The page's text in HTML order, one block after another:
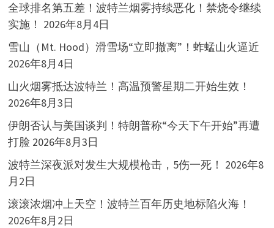
全球排名第五差！波特兰烟雾持续恶化！禁烧令继续
实施！ 2026年8月4日
雪山（Mt. Hood）滑雪场“立即撤离”！蚱蜢山火逼近
2026年8月4日
山火烟雾抵达波特兰！高温预警星期二开始生效！
2026年8月3日
伊朗否认与美国谈判！特朗普称“今天下午开始”再遭
打脸 2026年8月3日
波特兰深夜派对发生大规模枪击，5伤一死！ 2026年8
月2日
滚滚浓烟冲上天空！波特兰百年历史地标陷火海！
2026年8月2日